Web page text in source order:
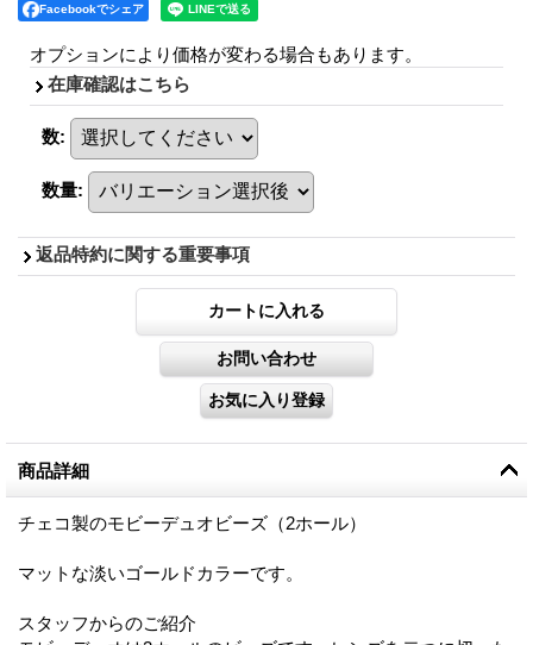
Facebookでシェア
オプションにより価格が変わる場合もあります。
在庫確認はこちら
数:
数量:
返品特約に関する重要事項
商品詳細
チェコ製のモビーデュオビーズ（2ホール）
マットな淡いゴールドカラーです。
スタッフからのご紹介